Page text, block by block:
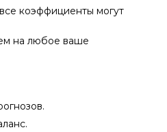
коэффициенты могут
на любое ваше